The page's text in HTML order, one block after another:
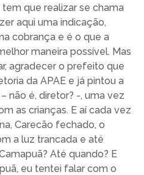
que realizar se chama
aqui uma indicação,
cobrança e é o que a
maneira possível. Mas
agradecer o prefeito que
da APAE e já pintou a
não é, diretor? -, uma vez
as crianças. E aí cada vez
Carecão fechado, o
a luz trancada e até
Até quando? E
eu tentei falar com o